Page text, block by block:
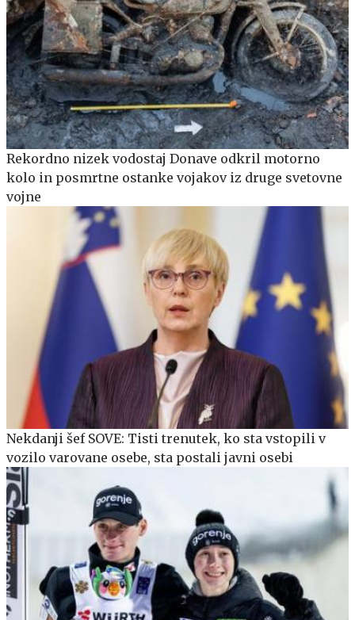
Rekordno nizek vodostaj Donave odkril motorno
kolo in posmrtne ostanke vojakov iz druge svetovne
vojne
Nekdanji šef SOVE: Tisti trenutek, ko sta vstopili v
vozilo varovane osebe, sta postali javni osebi